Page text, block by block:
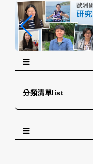
分類清單list